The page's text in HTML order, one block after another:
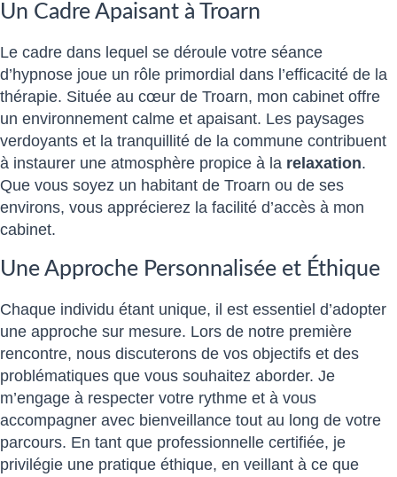
Un Cadre Apaisant à Troarn
Le cadre dans lequel se déroule votre séance
d’hypnose joue un rôle primordial dans l’efficacité de la
thérapie. Située au cœur de Troarn, mon cabinet offre
un environnement calme et apaisant. Les paysages
verdoyants et la tranquillité de la commune contribuent
à instaurer une atmosphère propice à la relaxation.
Que vous soyez un habitant de Troarn ou de ses
environs, vous apprécierez la facilité d’accès à mon
cabinet.
Une Approche Personnalisée et Éthique
Chaque individu étant unique, il est essentiel d’adopter
une approche sur mesure. Lors de notre première
rencontre, nous discuterons de vos objectifs et des
problématiques que vous souhaitez aborder. Je
m’engage à respecter votre rythme et à vous
accompagner avec bienveillance tout au long de votre
parcours. En tant que professionnelle certifiée, je
privilégie une pratique éthique, en veillant à ce que